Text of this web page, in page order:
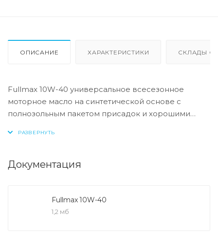
ОПИСАНИЕ ХАРАКТЕРИСТИКИ СКЛАДЫ
Fullmax 10W-40 универсальное всесезонное
моторное масло на синтетической основе с
полнозольным пакетом присадок и хорошими
- благодаря отличной текучести в холодную
- благодаря активной очистке, контролирует
образование отложений и шлама, чтобы двигатель
Документация
Fullmax 10W-40
1,2 мб